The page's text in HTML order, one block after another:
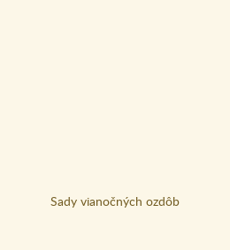
Sady vianočných ozdôb